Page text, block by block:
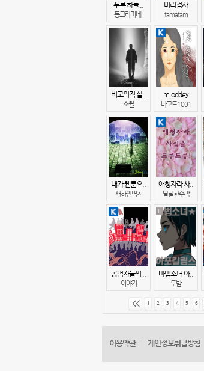
푸른 하늘 ..
동그라미네..
비리검사
tamatam
비고의적 살..
소월
m.oddey
바코드1001
내가 웹툰으..
새하얀벽지
애청자라 사..
달달한수박
공범자들의 ..
이야기
마법소녀 아..
두밤
<< 1 2 3 4 5 6
이용약관 개인정보취급방침